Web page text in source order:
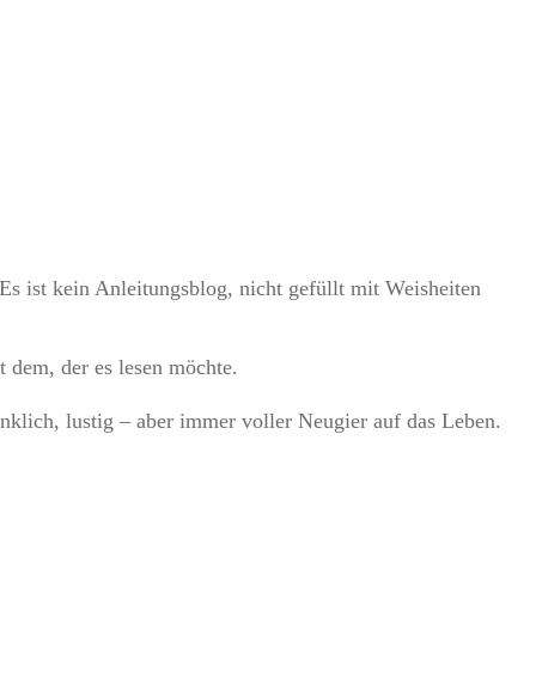
ist kein Anleitungsblog, nicht gefüllt mit Weisheiten
der es lesen möchte.
lustig – aber immer voller Neugier auf das Leben.